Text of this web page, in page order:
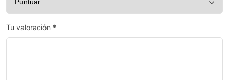
Tu valoración *